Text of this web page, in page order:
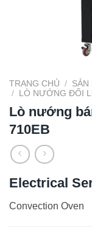
TRANG CHỦ / SẢN
/
LÒ NƯỚNG ĐỐI
Lò nướng
710EB
Electrical
Convection Oven